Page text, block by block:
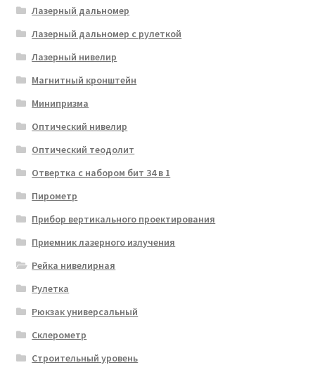
Лазерный дальномер
Лазерный дальномер с рулеткой
Лазерный нивелир
Магнитный кронштейн
Минипризма
Оптический нивелир
Оптический теодолит
Отвертка с набором бит 34 в 1
Пирометр
Прибор вертикального проектирования
Приемник лазерного излучения
Рейка нивелирная
Рулетка
Рюкзак универсальный
Склерометр
Строительный уровень